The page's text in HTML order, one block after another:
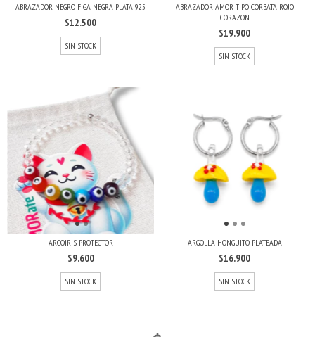
ABRAZADOR NEGRO FIGA NEGRA PLATA 925
$12.500
SIN STOCK
ABRAZADOR AMOR TIPO CORBATA ROJO
CORAZON
$19.900
SIN STOCK
ARCOIRIS PROTECTOR
$9.600
SIN STOCK
ARGOLLA HONGUITO PLATEADA
$16.900
SIN STOCK